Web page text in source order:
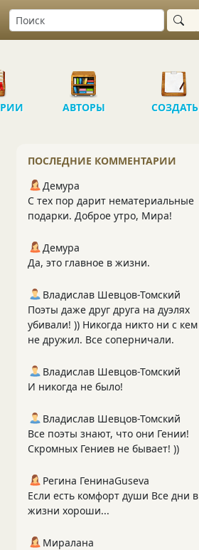
АВТОРЫ СОЗДАТЬ
ПОСЛЕДНИЕ КОММЕНТАРИИ
Демура
С тех пор дарит нематериальные
подарки. Доброе утро, Мира!
Демура
Да, это главное в жизни.
Владислав Шевцов-Томский
Поэты даже друг друга на дуэлях
убивали! )) Никогда никто ни с кем
не дружил. Все соперничали.
Владислав Шевцов-Томский
И никогда не было!
Владислав Шевцов-Томский
Все поэты знают, что они Гении!
Скромных Гениев не бывает! ))
Регина ГенинаGuseva
Если есть комфорт души Все дни в
жизни хороши...
Миралана